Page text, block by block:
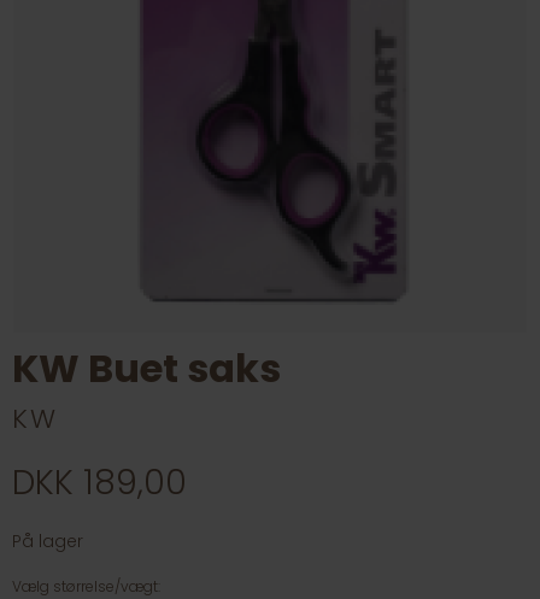
KW Buet saks
KW
DKK 189,00
På lager
Vælg størrelse/vægt: